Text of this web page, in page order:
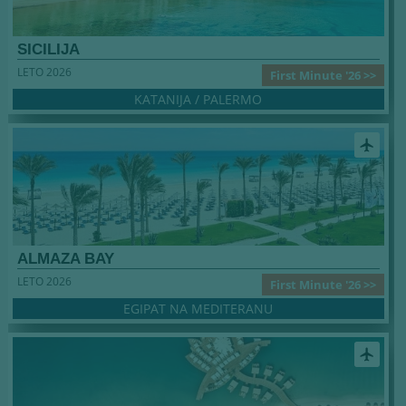
SICILIJA
First Minute '26 >>
LETO 2026
KATANIJA / PALERMO
airplanemode_active
ALMAZA BAY
First Minute '26 >>
LETO 2026
EGIPAT NA MEDITERANU
airplanemode_active